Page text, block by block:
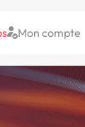
Mon compte